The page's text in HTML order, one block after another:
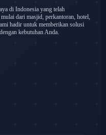
di Indonesia yang telah
dari masjid, perkantoran, hotel,
hadir untuk memberikan solusi
kebutuhan Anda.